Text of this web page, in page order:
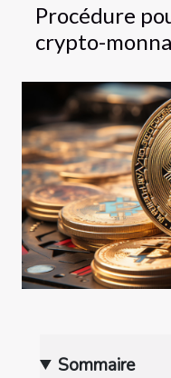
Procédure
crypto-
Sommaire